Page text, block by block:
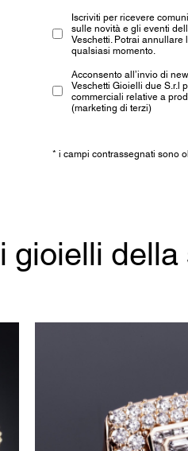
Iscriviti per ricevere
sulle novità e gli eventi
Veschetti. Potrai annullare
qualsiasi momento.
Acconsento all’invio di
Veschetti Gioielli due S.r.l
commerciali relative a
(marketing di terzi)
* i campi contrassegnati sono
gioielli